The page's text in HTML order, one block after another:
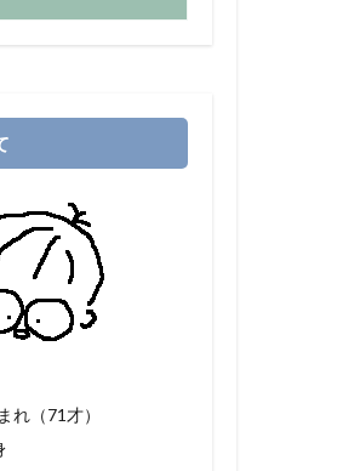
れ（71才）